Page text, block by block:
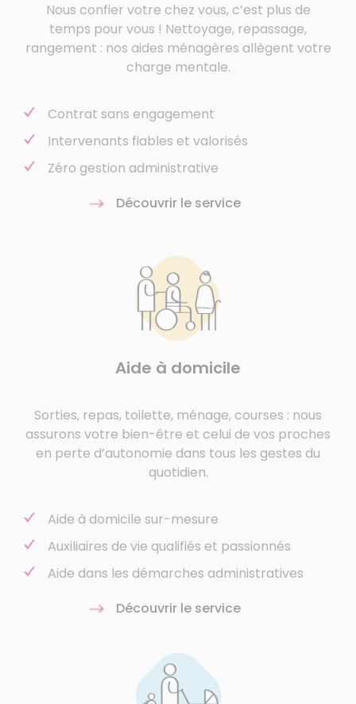
Nous confier votre chez vous, c’est plus de
temps pour vous ! Nettoyage, repassage,
rangement : nos aides ménagères allègent votre
charge mentale.
Contrat sans engagement
Intervenants fiables et valorisés
Zéro gestion administrative
Découvrir le service
Aide à domicile
Sorties, repas, toilette, ménage, courses : nous
assurons votre bien-être et celui de vos proches
en perte d’autonomie dans tous les gestes du
quotidien.
Aide à domicile sur-mesure
Auxiliaires de vie qualifiés et passionnés
Aide dans les démarches administratives
Découvrir le service